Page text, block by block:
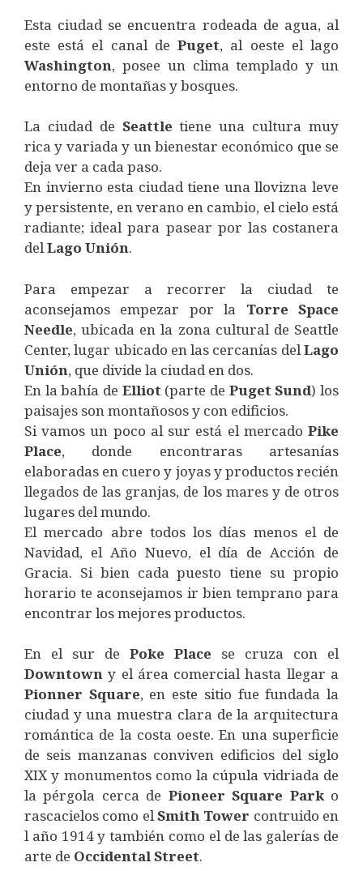
Esta ciudad se encuentra rodeada de agua, al
este está el canal dePuget, al oeste el lago
Washington, posee un clima templado y un
entorno de montañas y bosques.
La ciudad de Seattle tiene una cultura muy
rica y variada y un bienestar económico que se
deja ver a cada paso.
En invierno esta ciudad tiene una llovizna leve
y persistente, en verano en cambio, el cielo está
radiante; ideal para pasear por las costanera
delLago Unión.
Para empezar a recorrer la ciudad te
aconsejamos empezar por la Torre Space
Needle, ubicada en la zona cultural de Seattle
Center, lugar ubicado en las cercanías del Lago
Unión, que divide la ciudad en dos.
En la bahía de Elliot (parte de Puget Sund) los
paisajes son montañosos y con edificios.
Si vamos un poco al sur está el mercado Pike
Place, donde encontraras artesanías
elaboradas en cuero y joyas y productos recién
llegados de las granjas, de los mares y de otros
lugares del mundo.
El mercado abre todos los días menos el de
Navidad, el Año Nuevo, el día de Acción de
Gracia. Si bien cada puesto tiene su propio
horario te aconsejamos ir bien temprano para
encontrar los mejores productos.
En el sur de Poke Place se cruza con el
Downtown y el área comercial hasta llegar a
Pionner Square, en este sitio fue fundada la
ciudad y una muestra clara de la arquitectura
romántica de la costa oeste. En una superficie
de seis manzanas conviven edificios del siglo
XIX y monumentos como la cúpula vidriada de
la pérgola cerca de Pioneer Square Parko
rascacielos como elSmith Tower contruido en
l año 1914 y también como el de las galerías de
arte de OccidentalStreet.